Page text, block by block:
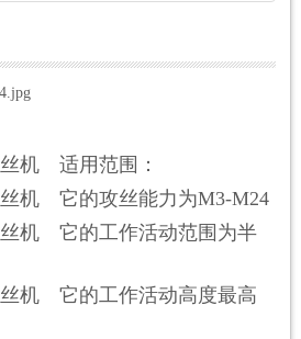
机 适用范围：
机 它的攻丝能力为M3-M24
机 它的工作活动范围为半
机 它的工作活动高度最高